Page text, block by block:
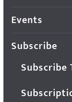
Events
Subscribe
Subscribe